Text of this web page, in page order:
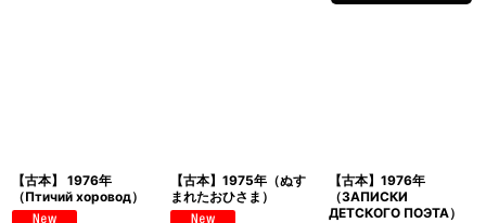
【古本】 1976年
（Птичий хоровод）
【古本】1975年（ぬす
まれたおひさま）
【古本】1976年
（ЗАПИСКИ
ДЕТСКОГО ПОЭТА）